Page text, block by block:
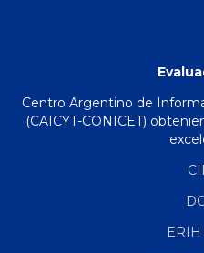
Centro Argentino de
(CAICYT-CONICET)